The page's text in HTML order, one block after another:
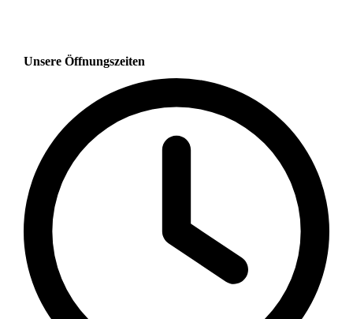
Unsere Öffnungszeiten